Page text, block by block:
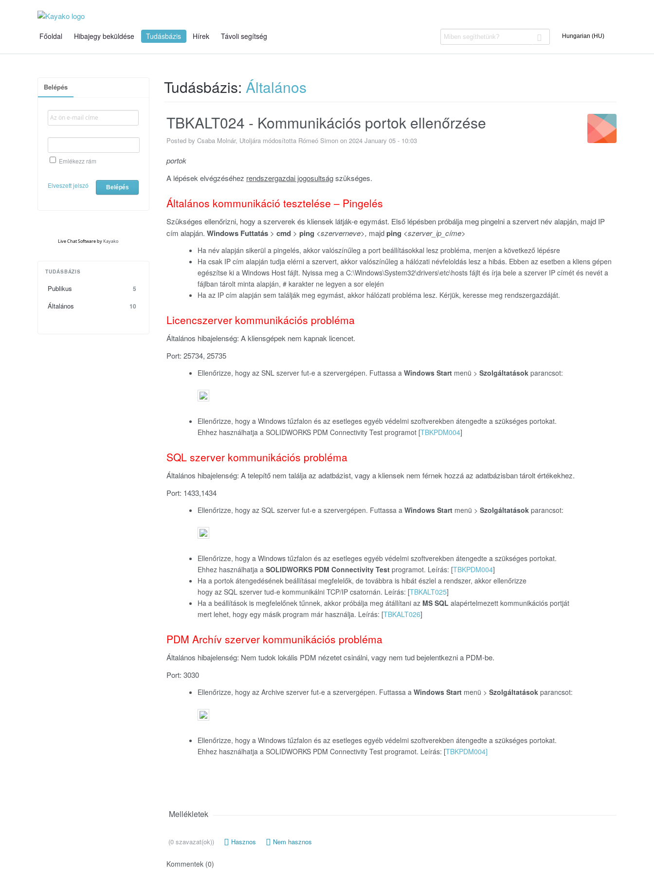
Főoldal Hibajegy beküldése Tudásbázis Hírek Távoli segítség
Belépés
Emlékezz rám
Elveszett jelszó
Live Chat Softwareby Kayako
TUDÁSBÁZIS
5
Publikus
10
Általános
Tudásbázis: Általános
TBKALT024 - Kommunikációs portok ellenőrzése
Posted by Csaba Molnár, Utoljára módosította Rómeó Simon on 2024 January 05 - 10:03
portok
A lépések elvégzéséhez rendszergazdai jogosultságszükséges.
Általános kommunikáció tesztelése – Pingelés
Szükséges ellenőrizni, hogy a szerverek és kliensek látják-e egymást. Első lépésben próbálja meg pingelni a szervert név alapján, majd IP
cím alapján. Windows Futtatás > cmd > ping <szerverneve>, majdping <szerver_ip_címe>
Ha név alapján sikerül a pingelés, akkor valószínűleg a port beállításokkal lesz probléma, menjen a következő lépésre
Ha csak IP cím alapján tudja elérni a szervert, akkor valószínűleg a hálózati névfeloldás lesz a hibás. Ebben az esetben a kliens gépen
egészítse ki a Windows Host fájlt. Nyissa meg a C:\Windows\System32\drivers\etc\hosts fájlt és írja bele a szerver IP címét és nevét a
fájlban tárolt minta alapján, # karakter ne legyen a sor elején
Ha az IP cím alapján sem találják meg egymást, akkor hálózati probléma lesz. Kérjük, keresse meg rendszergazdáját.
Licencszerver kommunikációs probléma
Általános hibajelenség: A kliensgépek nem kapnak licencet.
Port: 25734, 25735
Ellenőrizze, hogy az SNL szerver fut-e a szervergépen. Futtassa a Windows Start menü > Szolgáltatások parancsot:
Ellenőrizze, hogy a Windows tűzfalon és az esetleges egyéb védelmi szoftverekben átengedte a szükséges portokat.
Ehhez használhatja a SOLIDWORKS PDM Connectivity Test programot [TBKPDM004]
SQL szerver kommunikációs probléma
Általános hibajelenség: A telepítő nem találja az adatbázist, vagy a kliensek nem férnek hozzá az adatbázisban tárolt értékekhez.
Port: 1433,1434
Ellenőrizze, hogy az SQL szerver fut-e a szervergépen. Futtassa a Windows Start menü > Szolgáltatások parancsot:
Ellenőrizze, hogy a Windows tűzfalon és az esetleges egyéb védelmi szoftverekben átengedte a szükséges portokat.
Ehhez használhatja a SOLIDWORKS PDM Connectivity Test programot. Leírás: [TBKPDM004]
Ha a portok átengedésének beállításai megfelelők, de továbbra is hibát észlel a rendszer, akkor ellenőrizze
hogy az SQL szerver tud-e kommunikálni TCP/IP csatornán. Leírás: [TBKALT025]
Ha a beállítások is megfelelőnek tűnnek, akkor próbálja meg átállítani az MS SQL alapértelmezett kommunikációs portját
mert lehet, hogy egy másik program már használja. Leírás: [TBKALT026]
PDM Archív szerver kommunikációs probléma
Általános hibajelenség: Nem tudok lokális PDM nézetet csinálni, vagy nem tud bejelentkezni a PDM-be.
Port: 3030
Ellenőrizze, hogy az Archive szerver fut-e a szervergépen. Futtassa a Windows Start menü > Szolgáltatások parancsot:
Ellenőrizze, hogy a Windows tűzfalon és az esetleges egyéb védelmi szoftverekben átengedte a szükséges portokat.
Ehhez használhatja a SOLIDWORKS PDM Connectivity Test programot. Leírás: [TBKPDM004]
Mellékletek
(0 szavazat(ok)) Hasznos Nem hasznos
Kommentek (0)